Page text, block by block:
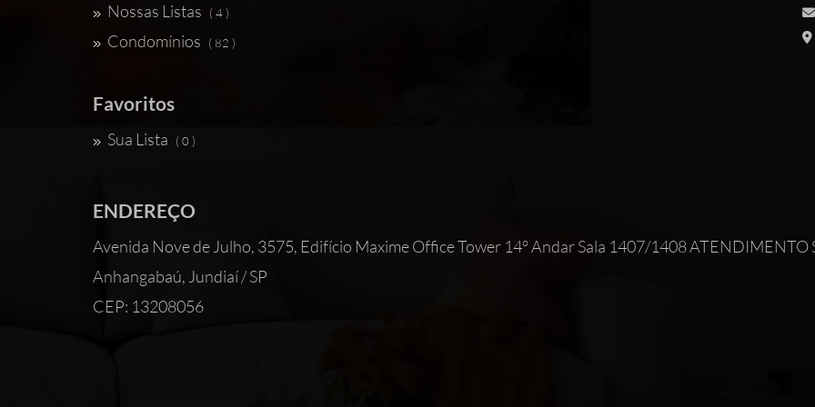
Nossas Listas ( 4 )
Condomínios ( 82 )
Favoritos
Sua Lista ( 0 )
ENDEREÇO
Avenida Nove de Julho, 3575, Edifício Maxime Office Tower 14° Andar Sala 1407/1408
Anhangabaú, Jundiaí / SP
CEP: 13208056